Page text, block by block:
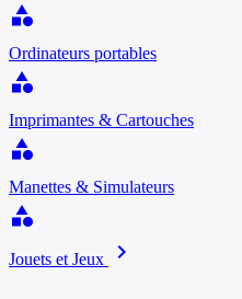
category
Ordinateurs portables
category
Imprimantes & Cartouches
category
Manettes & Simulateurs
category
Jouets et Jeux chevron_right